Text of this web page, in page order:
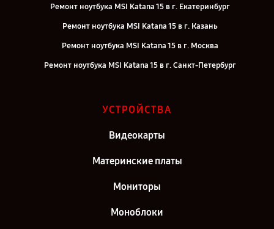
Ремонт ноутбука MSI Katana 15 в г. Екатеринбург
Ремонт ноутбука MSI Katana 15 в г. Казань
Ремонт ноутбука MSI Katana 15 в г. Москва
Ремонт ноутбука MSI Katana 15 в г. Санкт-Петербург
УСТРОЙСТВА
Видеокарты
Материнские платы
Мониторы
Моноблоки